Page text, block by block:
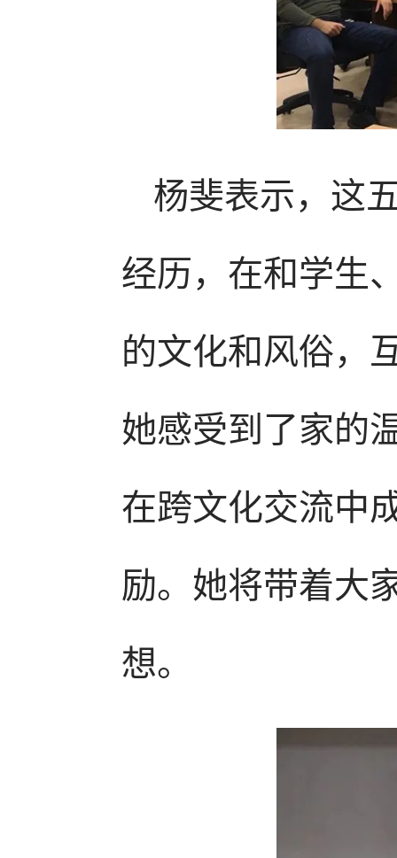
杨斐表示，这
经历，在和学生
的文化和风俗，
她感受到了家的
在跨文化交流中
励。她将带着大
想。